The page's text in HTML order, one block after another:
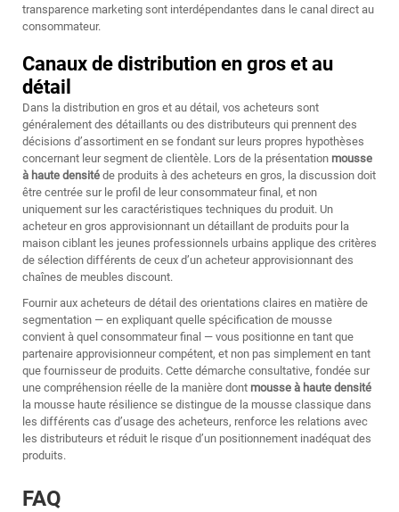
transparence marketing sont interdépendantes dans le canal direct au
consommateur.
Canaux de distribution en gros et au
détail
Dans la distribution en gros et au détail, vos acheteurs sont
généralement des détaillants ou des distributeurs qui prennent des
décisions d’assortiment en se fondant sur leurs propres hypothèses
concernant leur segment de clientèle. Lors de la présentation mousse
à haute densité de produits à des acheteurs en gros, la discussion doit
être centrée sur le profil de leur consommateur final, et non
uniquement sur les caractéristiques techniques du produit. Un
acheteur en gros approvisionnant un détaillant de produits pour la
maison ciblant les jeunes professionnels urbains applique des critères
de sélection différents de ceux d’un acheteur approvisionnant des
chaînes de meubles discount.
Fournir aux acheteurs de détail des orientations claires en matière de
segmentation — en expliquant quelle spécification de mousse
convient à quel consommateur final — vous positionne en tant que
partenaire approvisionneur compétent, et non pas simplement en tant
que fournisseur de produits. Cette démarche consultative, fondée sur
une compréhension réelle de la manière dont mousse à haute densité
la mousse haute résilience se distingue de la mousse classique dans
les différents cas d’usage des acheteurs, renforce les relations avec
les distributeurs et réduit le risque d’un positionnement inadéquat des
produits.
FAQ